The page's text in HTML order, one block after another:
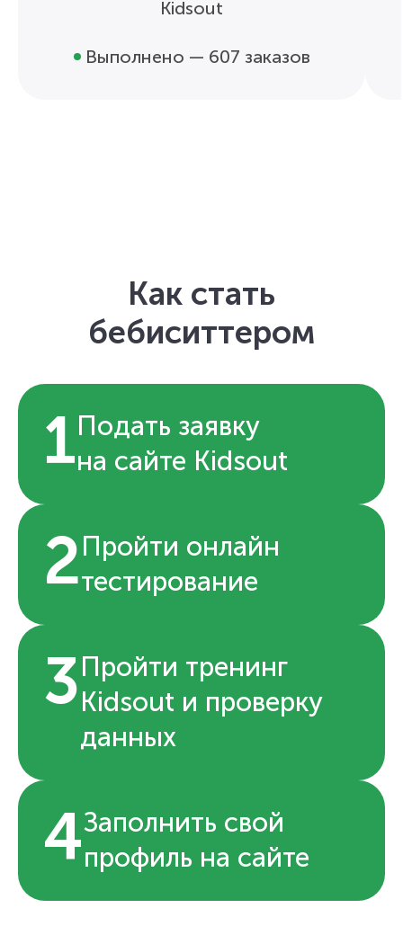
Kidsout
Выполнено — 607 заказов
Как стать
бебиситтером
1Подать заявку
на сайте Kidsout
2Пройти онлайн
тестирование
3Пройти тренинг
Kidsout и проверку
данных
4Заполнить свой
профиль на сайте